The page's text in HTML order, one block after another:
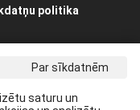
politika
Par sīkdatnēm
saturu un